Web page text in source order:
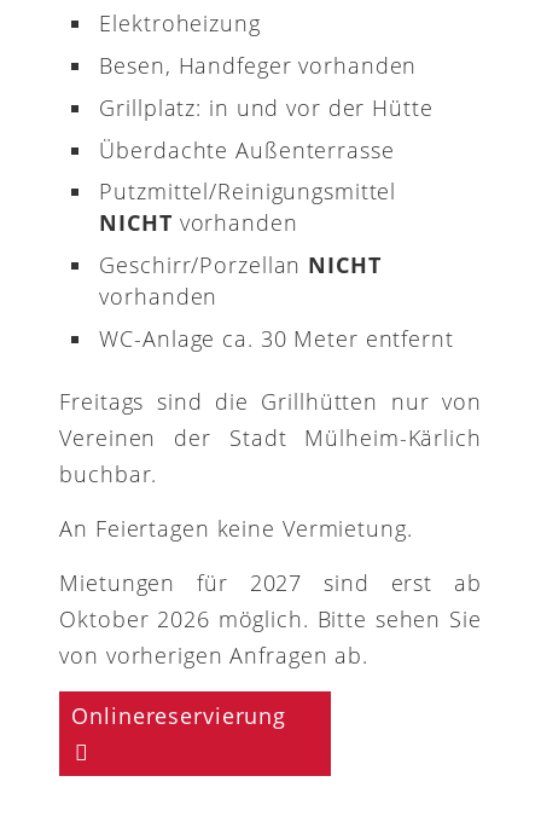
Elektroheizung
Besen, Handfeger vorhanden
Grillplatz: in und vor der Hütte
Überdachte Außenterrasse
Putzmittel/Reinigungsmittel
NICHT vorhanden
Geschirr/Porzellan NICHT
vorhanden
WC-Anlage ca. 30 Meter entfernt
Freitags sind die Grillhütten nur von
Vereinen der Stadt Mülheim-Kärlich
buchbar.
An Feiertagen keine Vermietung.
Mietungen für 2027 sind erst ab
Oktober 2026 möglich. Bitte sehen Sie
von vorherigen Anfragen ab.
Onlinereservierung